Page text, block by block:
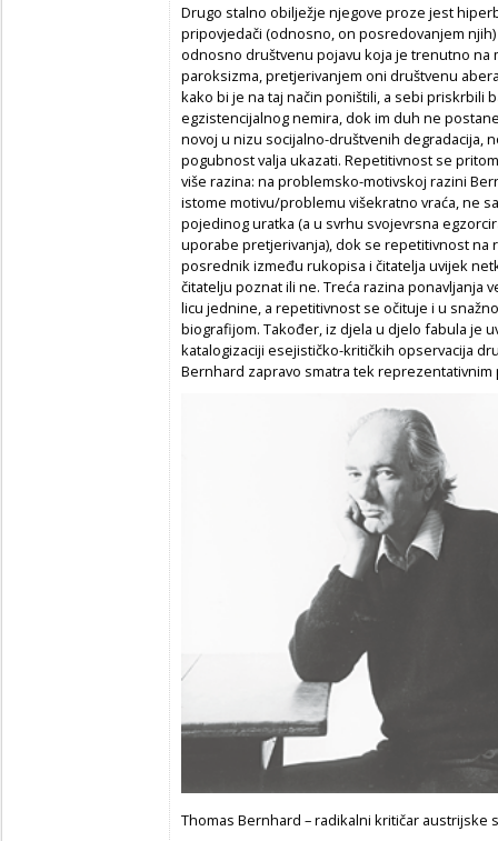
Drugo stalno obilježje njegove proze jest
pripovjedači (odnosno, on posredovanjem
odnosno društvenu pojavu koja je trenutno na
paroksizma, pretjerivanjem oni društvenu
kako bi je na taj način poništili, a sebi priskrbili
egzistencijalnog nemira, dok im duh ne
novoj u nizu socijalno-društvenih degradacija,
pogubnost valja ukazati. Repetitivnost se
više razina: na problemsko-motivskoj razini
istome motivu/problemu višekratno vraća, ne
pojedinog uratka (a u svrhu svojevrsna
uporabe pretjerivanja), dok se repetitivnost na
posrednik između rukopisa i čitatelja uvijek
čitatelju poznat ili ne. Treća razina ponavljanja
licu jednine, a repetitivnost se očituje i u
biografijom. Također, iz djela u djelo fabula je
katalogizaciji esejističko-kritičkih opservacija
Bernhard zapravo smatra tek
Thomas Bernhard – radikalni kritičar austrijske